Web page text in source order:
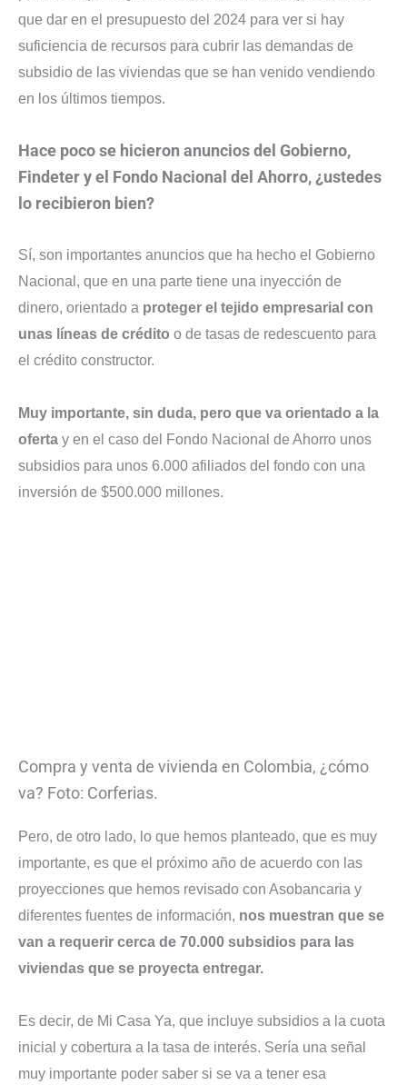
que dar en el presupuesto del 2024 para ver si hay
suficiencia de recursos para cubrir las demandas de
subsidio de las viviendas que se han venido vendiendo
en los últimos tiempos.
Hace poco se hicieron anuncios del Gobierno,
Findeter y el Fondo Nacional del Ahorro, ¿ustedes
lo recibieron bien?
Sí, son importantes anuncios que ha hecho el Gobierno
Nacional, que en una parte tiene una inyección de
dinero, orientado a proteger el tejido empresarial con
unas líneas de crédito o de tasas de redescuento para
el crédito constructor.
Muy importante, sin duda, pero que va orientado a la
oferta y en el caso del Fondo Nacional de Ahorro unos
subsidios para unos 6.000 afiliados del fondo con una
inversión de $500.000 millones.
Compra y venta de vivienda en Colombia, ¿cómo
va? Foto: Corferias.
Pero, de otro lado, lo que hemos planteado, que es muy
importante, es que el próximo año de acuerdo con las
proyecciones que hemos revisado con Asobancaria y
diferentes fuentes de información, nos muestran que se
van a requerir cerca de 70.000 subsidios para las
viviendas que se proyecta entregar.
Es decir, de Mi Casa Ya, que incluye subsidios a la cuota
inicial y cobertura a la tasa de interés. Sería una señal
muy importante poder saber si se va a tener esa